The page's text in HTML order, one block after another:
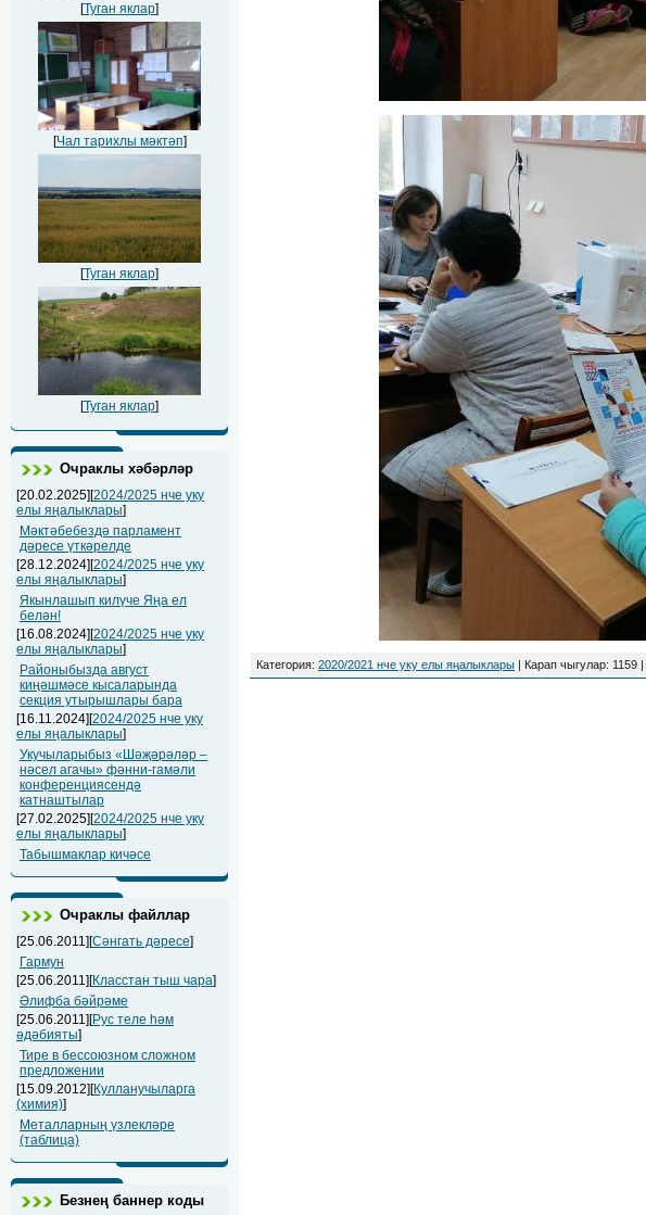
[Туган яклар]
[Чал тарихлы мәктәп]
[Туган яклар]
[Туган яклар]
Очраклы хәбәрләр
[20.02.2025][2024/2025 нче уку
елы яңалыклары]
Мәктәбебездә парламент
дәресе үткәрелде
[28.12.2024][2024/2025 нче уку
елы яңалыклары]
Якынлашып килүче Яңа ел
белән!
[16.08.2024][2024/2025 нче уку
елы яңалыклары]
Районыбызда август
киңәшмәсе кысаларында
секция утырышлары бара
[16.11.2024][2024/2025 нче уку
елы яңалыклары]
Укучыларыбыз «Шәҗәрәләр –
нәсел агачы» фәнни-гамәли
конференциясендә
катнаштылар
[27.02.2025][2024/2025 нче уку
елы яңалыклары]
Табышмаклар кичәсе
Очраклы файллар
[25.06.2011][Сәнгать дәресе]
Гармун
[25.06.2011][Класстан тыш чара]
Әлифба бәйрәме
[25.06.2011][Рус теле һәм
әдәбияты]
Тире в бессоюзном сложном
предложении
[15.09.2012][Кулланучыларга
(химия)]
Металларның үзлекләре
(таблица)
Безнең баннер коды
Категория: 2020/2021 нче уку елы яңалыклары | Карап чыгулар: 1159 |